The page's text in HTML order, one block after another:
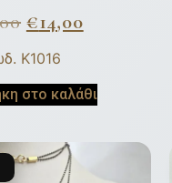
€14,00
K1016
στο καλάθι